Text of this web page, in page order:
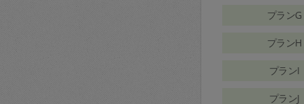
プランG
プランH
プランI
プランJ